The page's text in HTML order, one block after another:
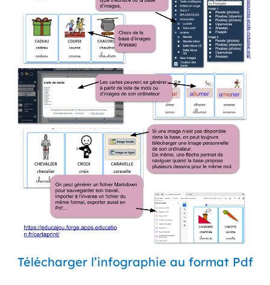
Télécharger l’infographie au format Pdf